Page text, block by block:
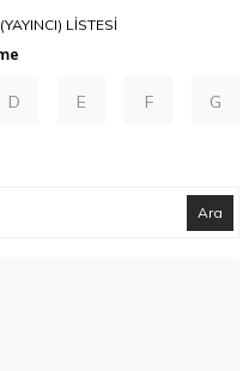
LISTESI
D E F G
Ara